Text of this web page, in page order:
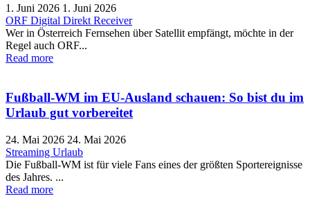
1. Juni 2026 1. Juni 2026
ORF Digital Direkt Receiver
Wer in Österreich Fernsehen über Satellit empfängt, möchte in der
Regel auch ORF...
Read more
Fußball-WM im EU-Ausland schauen: So bist du im
Urlaub gut vorbereitet
24. Mai 2026 24. Mai 2026
Streaming Urlaub
Die Fußball-WM ist für viele Fans eines der größten Sportereignisse
des Jahres. ...
Read more